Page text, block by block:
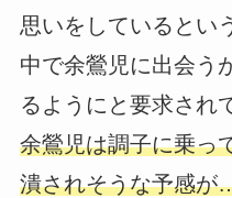
思いをしているとい
中で余鶯児に出会う
るようにと要求され
余鶯児は調子に乗っ
潰されそうな予感が